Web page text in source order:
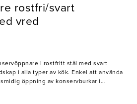
rostfri/svart
vred
i rostfritt stål med svart
i alla typer av kök. Enkel att använda
öppning av konservburkar i